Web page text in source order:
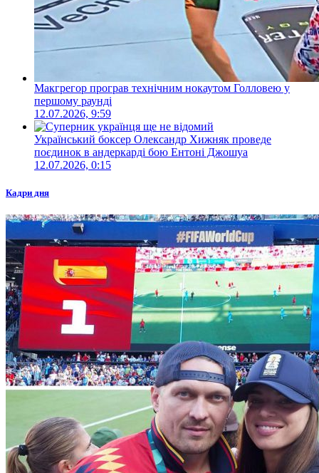
Макгрегор програв технічним нокаутом Голловею у
першому раунді
12.07.2026, 9:59
Український боксер Олександр Хижняк проведе
поєдинок в андеркарді бою Ентоні Джошуа
12.07.2026, 0:15
Кадри дня